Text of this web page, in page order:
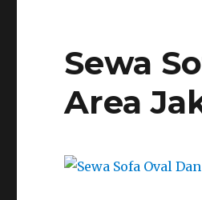
Sewa
Area